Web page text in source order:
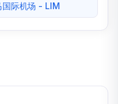
际机场 - LIM